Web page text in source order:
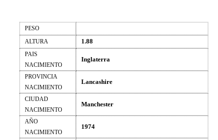
PESO
ALTURA
1.88
PAIS
NACIMIENTO
Inglaterra
PROVINCIA
NACIMIENTO
Lancashire
CIUDAD
NACIMIENTO
Manchester
AÑO
NACIMIENTO
1974